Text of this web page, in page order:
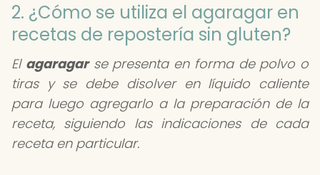
2. ¿Cómo se utiliza el agaragar en
recetas de repostería sin gluten?
El agaragarse presenta en forma de polvo o
tiras y se debe disolver en líquido caliente
para luego agregarlo a la preparación de la
receta, siguiendo las indicaciones de cada
receta en particular.